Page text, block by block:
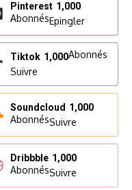
Pinterest 1,000
AbonnésEpingler
Tiktok 1,000Abonnés
Suivre
Soundcloud 1,000
AbonnésSuivre
Dribbble 1,000
AbonnésSuivre